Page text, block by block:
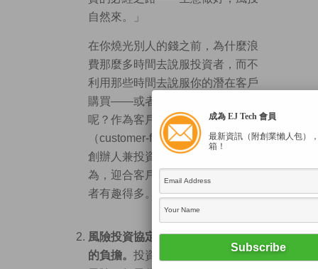
自然來。」
在你燒光別人的錢之前，為什麼浪
費那麼多時間去說服投資者，而不
利用那些時間去說服你的潛在客戶
購買——或者研究他們為什麼不買
呢？作為客戶融資型企業
（customer-funded business）的
創辦人兼投資者
Erick Mueller
為，迎合客戶的需求比起討好投資
者有趣得多。
風險投資協定與股東協議會成為你
的負擔。 投資者總不希望你冒任何
成為 EJ Tech 會員
最新資訊（附創業懶人包）
箱！